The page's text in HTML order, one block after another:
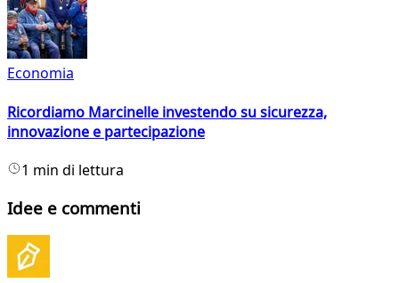
Economia
Ricordiamo Marcinelle investendo su sicurezza,
innovazione e partecipazione
1 min di lettura
Idee e commenti